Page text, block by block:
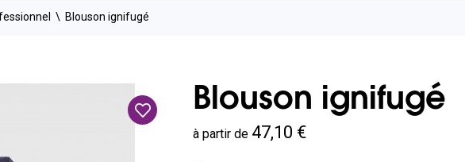
Blouson ignifugé
Blouson ignifugé
à partir de 47,10 €